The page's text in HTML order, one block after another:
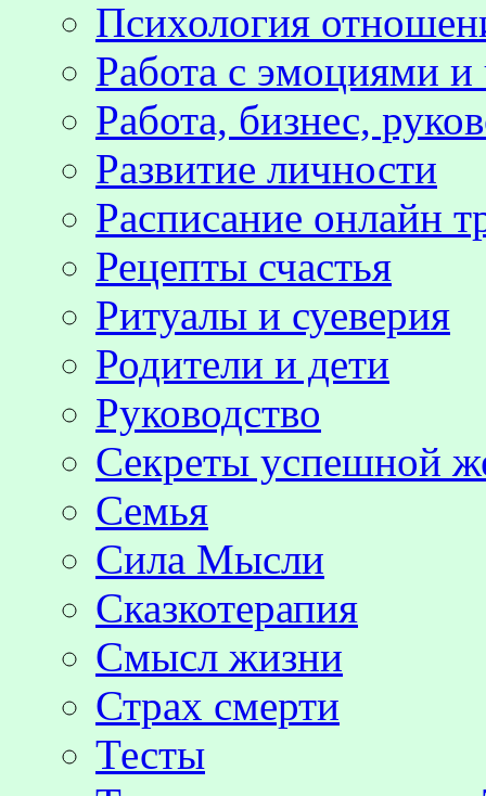
Психология
Работа с эмоциями и
Работа, бизнес,
Развитие личности
Расписание онлайн
Рецепты счастья
Ритуалы и суеверия
Родители и дети
Руководство
Секреты успешной
Семья
Сила Мысли
Сказкотерапия
Смысл жизни
Страх смерти
Тесты